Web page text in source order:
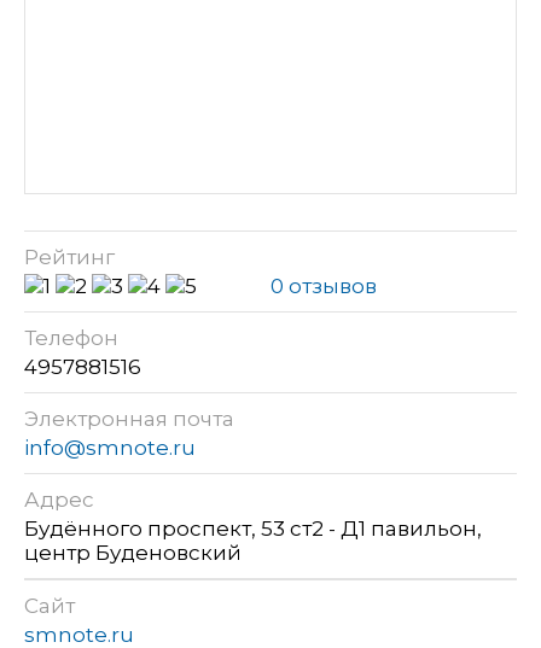
Рейтинг
0 отзывов
Телефон
4957881516
Электронная почта
info@smnote.ru
Адрес
Будённого проспект, 53 ст2 - Д1 павильон,
центр Буденовский
Сайт
smnote.ru